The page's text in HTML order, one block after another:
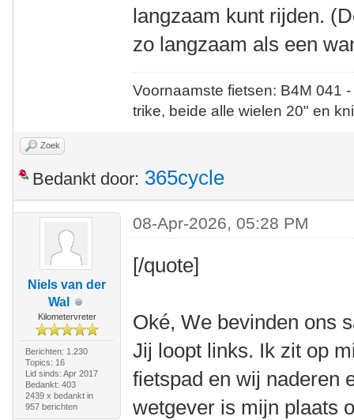
langzaam kunt rijden.
zo langzaam als een
Voornaamste fietsen: B4M
trike, beide alle wielen 20" en
Zoek
Bedankt door: 365cycle
Niels van der
Wal
Kilometervreter
Berichten: 1.230
Topics: 16
Lid sinds: Apr 2017
Bedankt: 403
2439 x bedankt in
957 berichten
08-Apr-2026, 05:28 PM
[/quote]
Oké, We bevinden ons
Jij loopt links. Ik zit op
fietspad en wij naderen
wetgever is mijn plaats